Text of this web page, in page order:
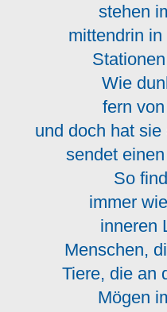
stehen
mittendrin
Wie
fern
und doch hat
sendet
So
immer
inneren
Menschen,
Tiere, die an
Mögen